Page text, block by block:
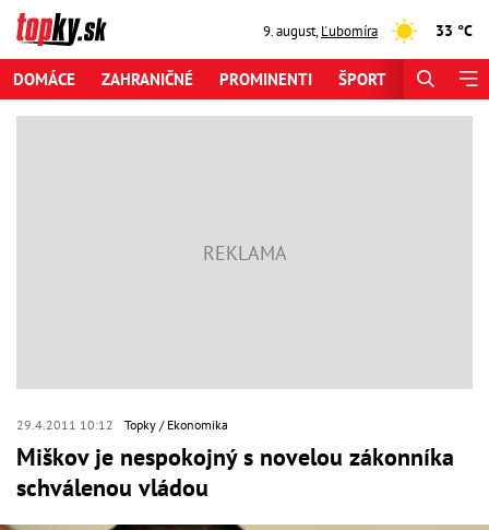
9. august,Ľubomíra 33 °C
DOMÁCE ZAHRANIČNÉ PROMINENTI ŠPORT
29.4.2011 10:12 Topky Ekonomika
Miškov je nespokojný s novelou zákonníka
schválenou vládou